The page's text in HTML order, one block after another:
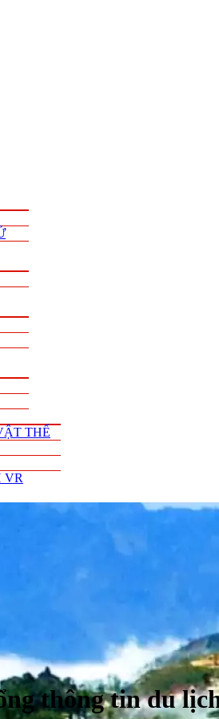
THỂ
VR
thông tin du